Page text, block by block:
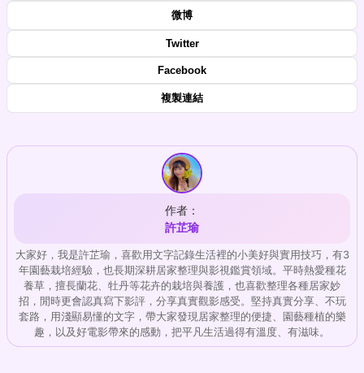
微博
Twitter
Facebook
複製連結
作者：
許芷瑜
大家好，我是許芷瑜，喜歡用文字記錄生活裡的小美好與實用技巧，有3
年園藝栽培經驗，也長期深耕居家整理與影視鑑賞領域。平時熱愛種花
養草，擅長蘭花、牡丹等花卉的栽培與養護，也喜歡整理各種居家妙
招，閒時更會認真寫下影評，分享真實觀影感受。堅持真實分享、不玩
套路，用淺顯易懂的文字，帶大家發現居家整理的便捷、園藝種植的樂
趣，以及好電影帶來的感動，把平凡生活過得有溫度、有滋味。